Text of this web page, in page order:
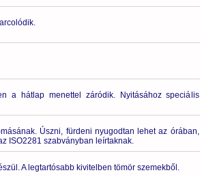
a hátlap menettel záródik. Nyitásához speciális
Úszni, fürdeni nyugodtan lehet az órában,
ISO2281 szabványban leírtaknak.
A legtartósabb kivitelben tömör szemekből.